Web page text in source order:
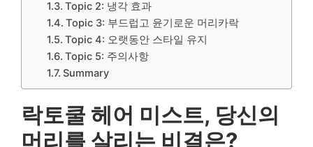
Topic 2: 냉각 효과
Topic 3: 부드럽고 윤기로운 머리카락
Topic 4: 오랫동안 스타일 유지
Topic 5: 주의사항
Summary
락토쿨 헤어 미스트, 당신의
머리를 살리는 비결은?